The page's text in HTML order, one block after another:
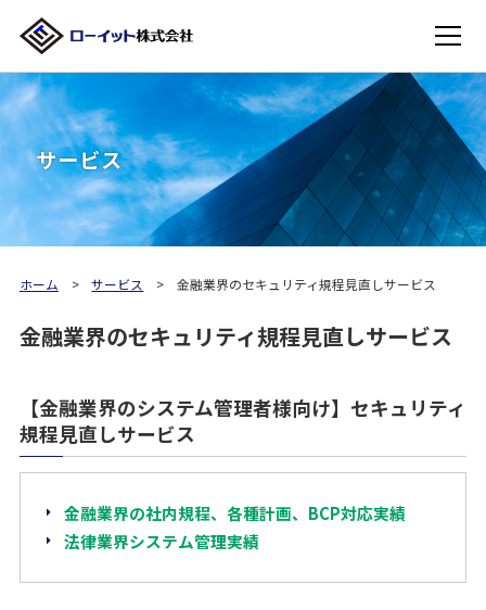
サービス
ホーム サービス 金融業界のセキュリティ規程見直しサービス
金融業界のセキュリティ規程見直しサービス
【金融業界のシステム管理者様向け】セキュリティ
規程見直しサービス
金融業界の社内規程、各種計画、BCP対応実績
法律業界システム管理実績